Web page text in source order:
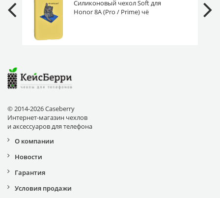
Силиконовый чехол Soft для
Honor 8A (Pro / Prime) чё
© 2014-2026 Caseberry
Интернет-магазин чехлов
и аксессуаров для телефона
О компании
Новости
Гарантия
Условия продажи